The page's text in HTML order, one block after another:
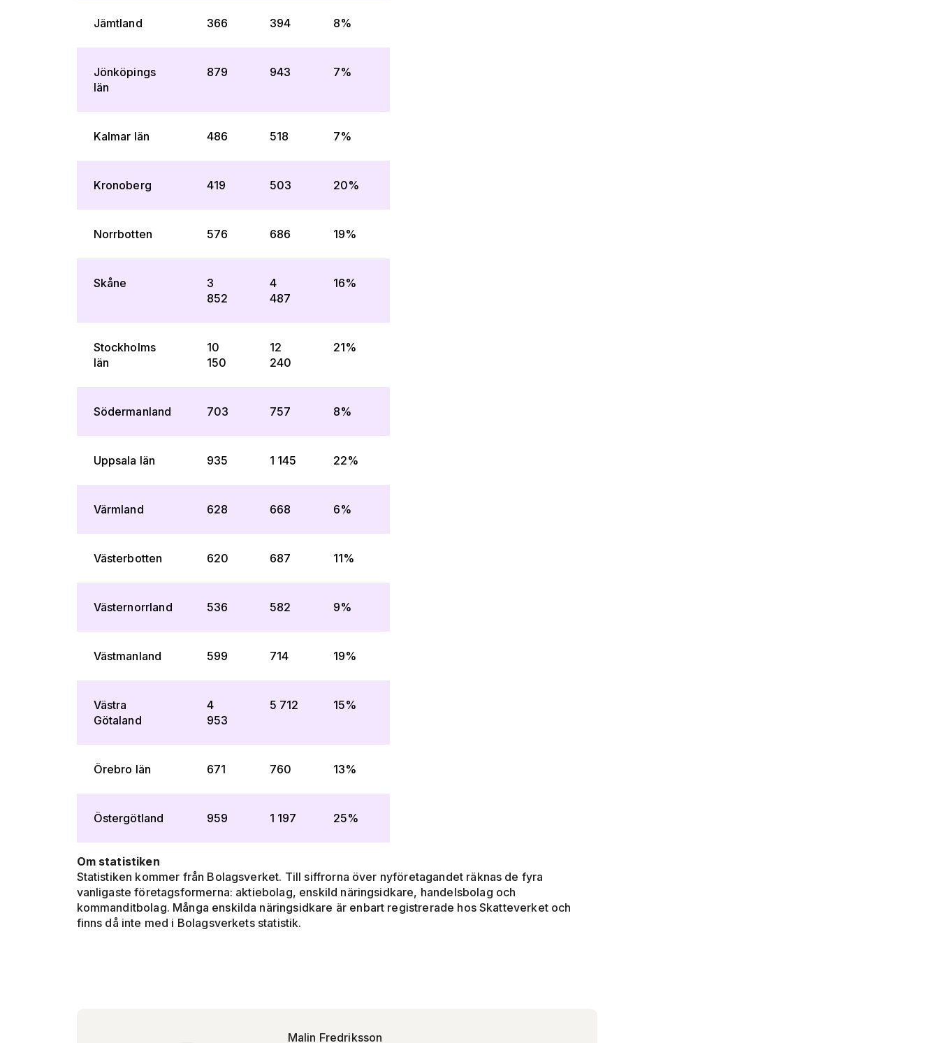
Jämtland 366 394 8%
Jönköpings
län
879 943 7%
Kalmar län 486 518 7%
Kronoberg 419 503 20%
Norrbotten 576 686 19%
Skåne
3
852
4
487
16%
Stockholms
län
10
150
12
240
21%
Södermanland 703 757 8%
Uppsala län 935 1 145 22%
Värmland 628 668 6%
Västerbotten 620 687 11%
Västernorrland 536 582 9%
Västmanland 599 714 19%
Västra
Götaland
4
953
5 712 15%
Örebro län 671 760 13%
Östergötland 959 1 197 25%
Om statistiken
Statistiken kommer från Bolagsverket. Till siffrorna över nyföretagandet räknas de fyra
vanligaste företagsformerna: aktiebolag, enskild näringsidkare, handelsbolag och
kommanditbolag. Många enskilda näringsidkare är enbart registrerade hos Skatteverket och
finns då inte med i Bolagsverkets statistik.
Malin Fredriksson